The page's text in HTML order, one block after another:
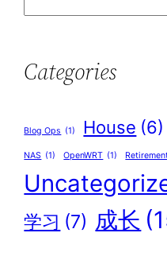
Categories
Blog Ops (1) House (6)
NAS (1) OpenWRT (1)
学习 (7) 成长